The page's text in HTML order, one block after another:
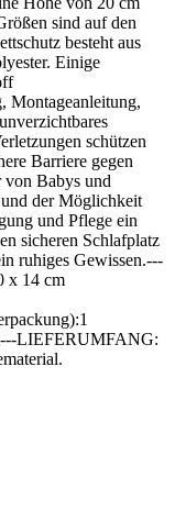
sind auf den
besteht aus
Einige
Montageanleitung,
schützen
Barriere gegen
von Babys und
der Möglichkeit
und Pflege ein
sicheren Schlafplatz
ruhiges Gewissen.---
x 14 cm
LIEFERUMFANG: